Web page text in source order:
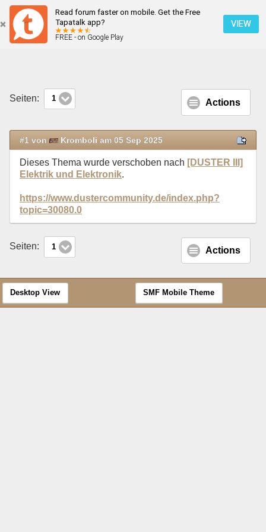
Read forum faster on mobile. Get the Free
Tapatalk app?
FREE - on Google Play
VIEW
VERSCHOBEN: Außenspiegel-Blinker-Glas
Seiten: 1 Actions
#1 von Kromboli am 05 Sep 2025
Dieses Thema wurde verschoben nach [DUSTER III]
Elektrik und Elektronik.
https://www.dustercommunity.de/index.php?
topic=30080.0
Seiten: 1 Actions
Desktop View SMF Mobile Theme